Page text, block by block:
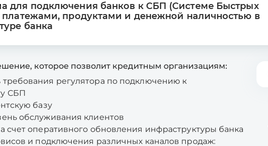
для подключения банков к СБП (Системе Быстрых
продуктами и денежной наличностью в
банка
которое позволит кредитным организациям:
регулятора по подключению к
СБП
базу
обслуживания клиентов
счет оперативного обновления инфраструктуры банка
и подключения различных каналов продаж: